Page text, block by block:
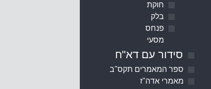
חוקת
בלק
פנחס
מסעי
סידור עם דא"ח
ספר המאמרים תקס"ב
מאמרי אדה"ז